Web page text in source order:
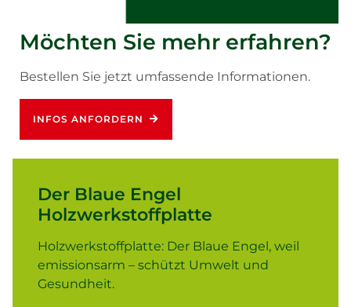
Möchten Sie mehr erfahren?
Bestellen Sie jetzt umfassende Informationen.
INFOS ANFORDERN
Der Blaue Engel
Holzwerkstoffplatte
Holzwerkstoffplatte: Der Blaue Engel, weil
emissionsarm – schützt Umwelt und
Gesundheit.